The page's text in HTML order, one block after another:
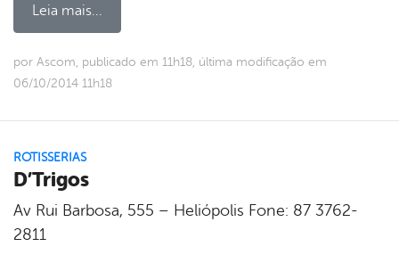
Leia mais...
por Ascom, publicado em 11h18, última modificação em
06/10/2014 11h18
ROTISSERIAS
D’Trigos
Av Rui Barbosa, 555 – Heliópolis Fone: 87 3762-
2811